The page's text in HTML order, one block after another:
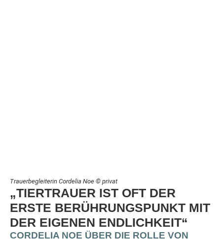
Trauerbegleiterin Cordelia Noe © privat
„TIERTRAUER IST OFT DER
ERSTE BERÜHRUNGSPUNKT MIT
DER EIGENEN ENDLICHKEIT“
CORDELIA NOE ÜBER DIE ROLLE VON